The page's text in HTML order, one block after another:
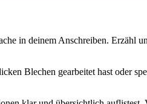
in deinem Anschreiben. Erzähl
Blechen gearbeitet hast oder